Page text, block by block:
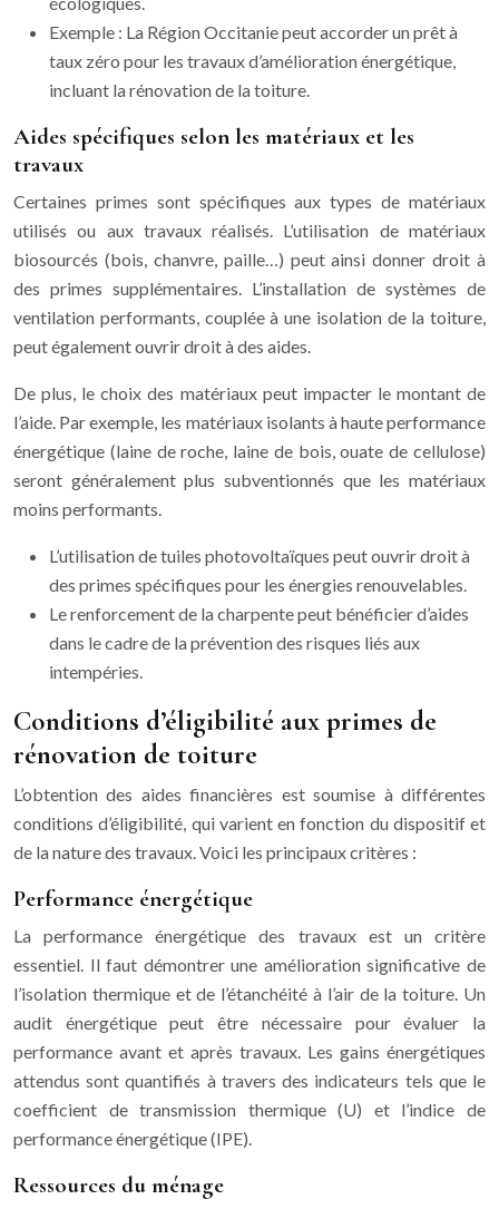
Exemple : La Région Occitanie peut accorder un prêt à
taux zéro pour les travaux d’amélioration énergétique,
incluant la rénovation de la toiture.
Aides spécifiques selon les matériaux et les
travaux
Certaines primes sont spécifiques aux types de matériaux
utilisés ou aux travaux réalisés. L’utilisation de matériaux
biosourcés (bois, chanvre, paille…) peut ainsi donner droit à
des primes supplémentaires. L’installation de systèmes de
ventilation performants, couplée à une isolation de la toiture,
peut également ouvrir droit à des aides.
De plus, le choix des matériaux peut impacter le montant de
l’aide. Par exemple, les matériaux isolants à haute performance
énergétique (laine de roche, laine de bois, ouate de cellulose)
seront généralement plus subventionnés que les matériaux
moins performants.
L’utilisation de tuiles photovoltaïques peut ouvrir droit à
des primes spécifiques pour les énergies renouvelables.
Le renforcement de la charpente peut bénéficier d’aides
dans le cadre de la prévention des risques liés aux
intempéries.
Conditions d’éligibilité aux primes de
rénovation de toiture
L’obtention des aides financières est soumise à différentes
conditions d’éligibilité, qui varient en fonction du dispositif et
de la nature des travaux. Voici les principaux critères :
Performance énergétique
La performance énergétique des travaux est un critère
essentiel. Il faut démontrer une amélioration significative de
l’isolation thermique et de l’étanchéité à l’air de la toiture. Un
audit énergétique peut être nécessaire pour évaluer la
performance avant et après travaux. Les gains énergétiques
attendus sont quantifiés à travers des indicateurs tels que le
coefficient de transmission thermique (U) et l’indice de
performance énergétique (IPE).
Ressources du ménage